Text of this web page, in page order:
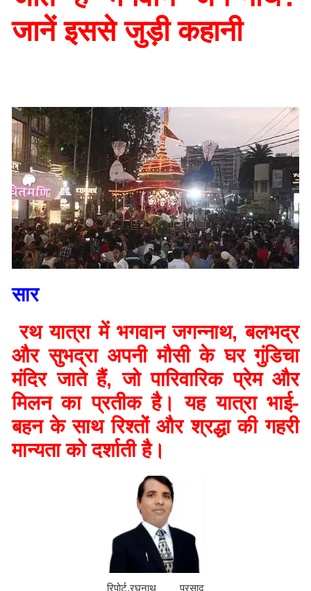
जानें इससे जुड़ी कहानी
सार
रथ यात्रा में भगवान जगन्नाथ, बलभद्र
और सुभद्रा अपनी मौसी के घर गुंडिचा
मंदिर जाते हैं, जो पारिवारिक प्रेम और
मिलन का प्रतीक है। यह यात्रा भाई-
बहन के साथ रिश्तों और श्रद्धा की गहरी
मान्यता को दर्शाती है।
रिपोर्ट,रघुनाथ प्रसाद